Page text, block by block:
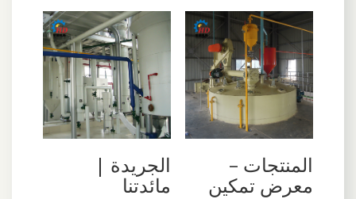
المنتجات –
معرض تمكين
الجريدة |
مائدتنا